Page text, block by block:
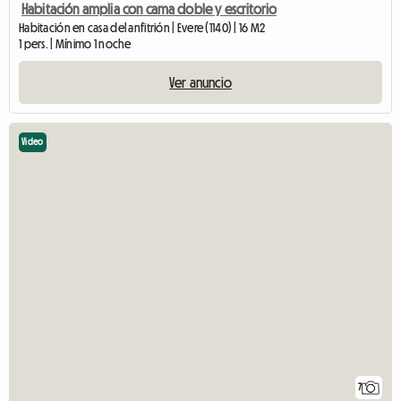
Habitación amplia con cama doble y escritorio
Habitación en casa del anfitrión | Evere (1140) | 16 M2
1 pers. | Mínimo 1 noche
Ver anuncio
7
Video